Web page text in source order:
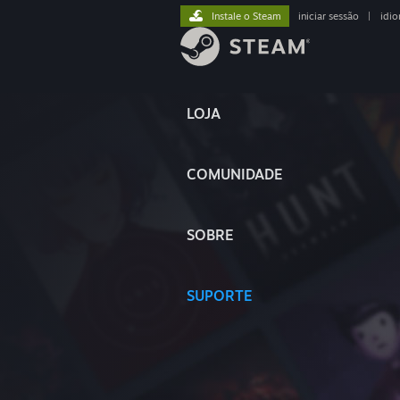
LOJA
COMUNIDADE
SOBRE
SUPORTE
Instale o Steam iniciar sessão